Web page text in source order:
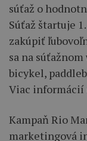
súťaž o
Súťaž štartuje
zakúpiť
sa na
bicykel,
Viac informácií
Kampaň Rio
marketingová